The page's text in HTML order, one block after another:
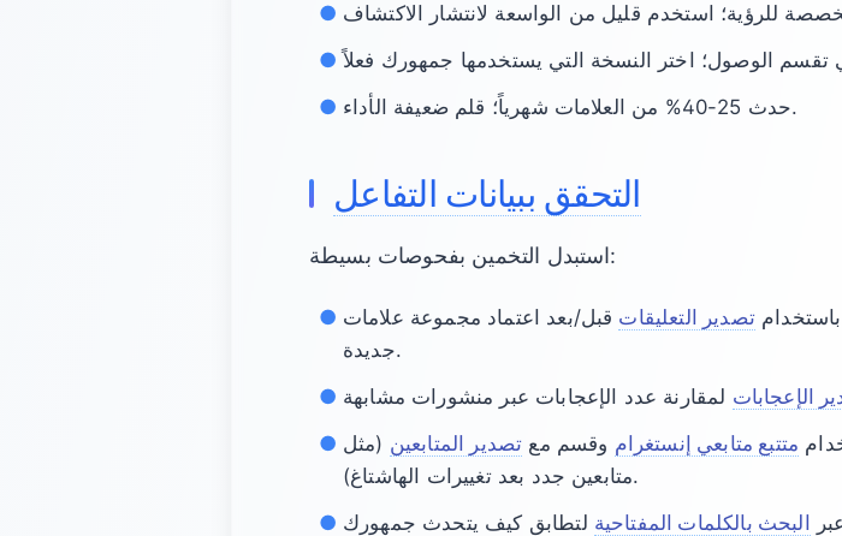
حدث 25-40% من العلامات شهرياً؛ قلم ضعيفة الأداء.
التحقق ببيانات التفاعل
استبدل التخمين بفحوصات بسيطة:
تصدير التعليقات قبل/بعد اعتماد مجموعة علامات
جديدة.
الإعجابات
متتبع متابعي إنستغرام وقسم مع تصدير المتابعين (مثل
متابعين جدد بعد تغييرات الهاشتاغ).
البحث بالكلمات المفتاحية